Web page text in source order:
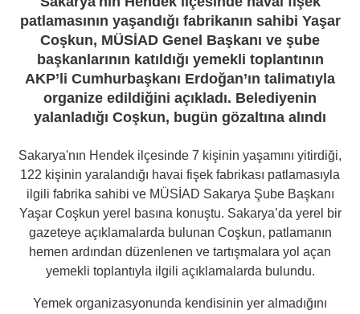
patlamasının yaşandığı fabrikanın sahibi Yaşar
Coşkun, MÜSİAD Genel Başkanı ve şube
başkanlarının katıldığı yemekli toplantının
AKP’li Cumhurbaşkanı Erdoğan’ın talimatıyla
organize edildiğini açıkladı. Belediyenin
yalanladığı Coşkun, bugün gözaltına alındı
Sakarya'nın Hendek ilçesinde 7 kişinin yaşamını yitirdiği,
122 kişinin yaralandığı havai fişek fabrikası patlamasıyla
ilgili fabrika sahibi ve MÜSİAD Sakarya Şube Başkanı
Yaşar Coşkun yerel basına konuştu. Sakarya’da yerel bir
gazeteye açıklamalarda bulunan Coşkun, patlamanın
hemen ardından düzenlenen ve tartışmalara yol açan
yemekli toplantıyla ilgili açıklamalarda bulundu.
Yemek organizasyonunda kendisinin yer almadığını